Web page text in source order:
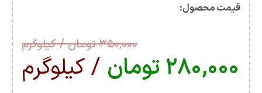
قیمت محصول:​
۳۵۰,۰۰۰ تومان/ کیلوگرم
۲۸۰,۰۰۰تومان / کیلوگرم